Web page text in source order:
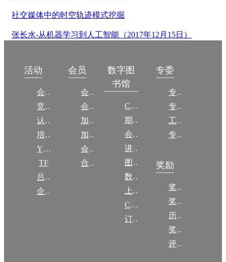
社交媒体中的时空轨迹模式挖掘
张长水-从机器学习到人工智能（2017年12月15日）
活动
会议
竞赛
认证
培训
YOCSEF
TF
吕梁振兴
企智会
会员
会员简介
会员权益
加入CCF
加入CCF
会员交费
合作伙伴
数字图
书馆
CCCF
期刊
会议
讲稿
图集
数图编审委员会
上传/发布作品
CCF DL Focus
订阅《计算》
专委
专委简介
专委条例
工作问答
专委名单
奖励
奖励动态
奖励目录
历年获奖名单
奖项推荐
评奖条例